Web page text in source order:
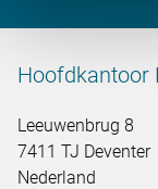
Hoofdkantoor
Leeuwenbrug 8
7411 TJ Deventer
Nederland